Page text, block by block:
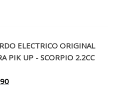
ELECTRICO ORIGINAL
PIK UP - SCORPIO 2.2CC
El